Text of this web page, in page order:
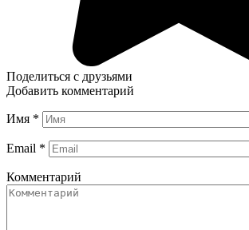
Поделиться с друзьями
Добавить комментарий
Имя *
Email *
Комментарий